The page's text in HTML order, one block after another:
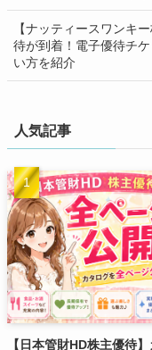
【ナッティースワンキ
待が到着！電子優待チ
い方を紹介
人気記事
【日本管財HD株主優待